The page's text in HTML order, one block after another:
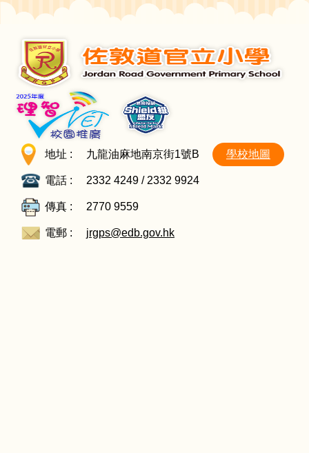
地址 : 九龍油麻地南京街1號B 學校地圖
電話 : 2332 4249 / 2332 9924
傳真 : 2770 9559
電郵 : jrgps@edb.gov.hk